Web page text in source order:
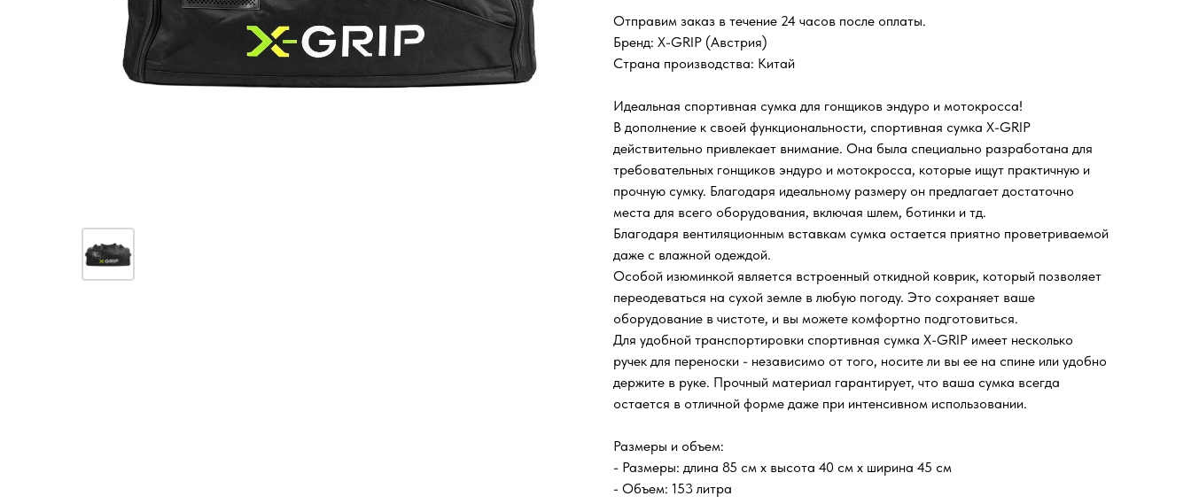
Отправим заказ в течение 24 часов после оплаты.
Бренд: X-GRIP (Австрия)
Страна производства: Китай
Идеальная спортивная сумка для гонщиков эндуро и мотокросса!
В дополнение к своей функциональности, спортивная сумка X-GRIP
действительно привлекает внимание. Она была специально разработана для
требовательных гонщиков эндуро и мотокросса, которые ищут практичную и
прочную сумку. Благодаря идеальному размеру он предлагает достаточно
места для всего оборудования, включая шлем, ботинки и тд.
Благодаря вентиляционным вставкам сумка остается приятно проветриваемой
даже с влажной одеждой.
Особой изюминкой является встроенный откидной коврик, который позволяет
переодеваться на сухой земле в любую погоду. Это сохраняет ваше
оборудование в чистоте, и вы можете комфортно подготовиться.
Для удобной транспортировки спортивная сумка X-GRIP имеет несколько
ручек для переноски - независимо от того, носите ли вы ее на спине или удобно
держите в руке. Прочный материал гарантирует, что ваша сумка всегда
остается в отличной форме даже при интенсивном использовании.
Размеры и объем:
- Размеры: длина 85 см x высота 40 см x ширина 45 см
- Объем: 153 литра